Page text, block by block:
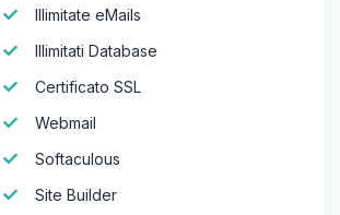
Illimitate eMails
Illimitati Database
Certificato SSL
Webmail
Softaculous
Site Builder